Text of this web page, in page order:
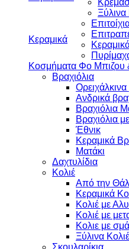
Κεραμικά
Κοσμήματα Φο Μπιζου
Βραχιόλια
Ανδρικά
Βραχιόλια
Βραχιόλια
Έθνικ
Κεραμικά
Ματάκι
Δαχτυλίδια
Κολιέ
Από την
Κεραμικά
Κολιέ με
Κολιέ με
Κολιε με
Ξύλινα Κολιέ